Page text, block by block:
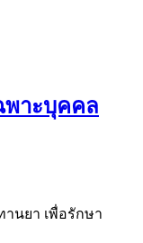
พาะบุคคล
นยา เพื่อรักษา